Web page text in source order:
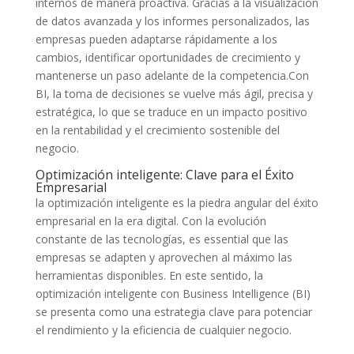
de‌ datos avanzada y​ los informes personalizados, las
empresas pueden adaptarse rápidamente a los
cambios, identificar oportunidades de⁤ crecimiento y
mantenerse un paso ‍adelante​ de ⁣la competencia.Con
BI, la toma de decisiones se vuelve más ágil, precisa y
estratégica, lo que se traduce en un‍ impacto positivo
en⁣ la rentabilidad y el crecimiento sostenible del
negocio.
Optimización inteligente: Clave para​ el Éxito
Empresarial
la optimización​ inteligente es la piedra‌ angular del ​éxito
empresarial en ‌la era digital. Con la evolución‌
constante de las tecnologías, es essential que las
empresas se adapten y aprovechen al máximo las
herramientas disponibles. En ⁢este sentido, la
optimización inteligente con ‌Business Intelligence (BI)
‌se ​presenta como una estrategia clave⁤ para ‍potenciar
el rendimiento y la⁤ eficiencia de​ cualquier negocio.